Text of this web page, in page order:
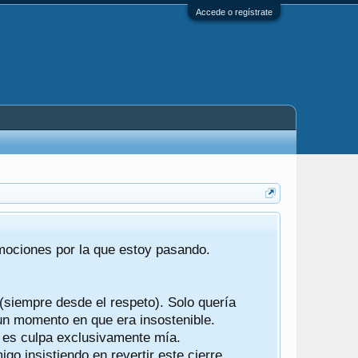
Accede o regístrate
por la que estoy pasando.
desde el respeto). Solo quería
momento en que era insostenible.
culpa exclusivamente mía.
insistiendo en revertir este cierre.